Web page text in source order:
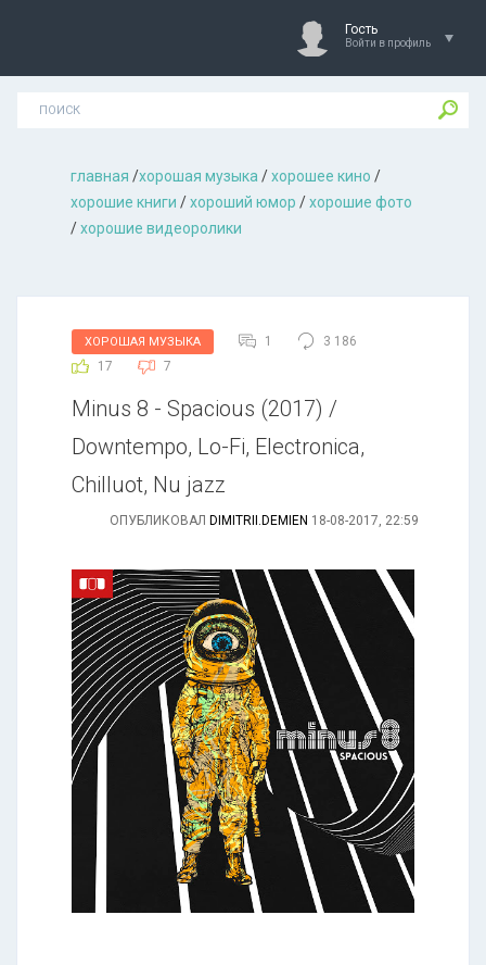
Гость
Войти в профиль
главная /хорошая музыкa /хорошее кино /
хорошие книги /хороший юмор /хорошие фото
/хорошие видеоролики
ХОРОШАЯ МУЗЫКА 1
3 186
17
7
Minus 8 - Spacious (2017) /
Downtempo, Lo-Fi, Electronica,
Chilluot, Nu jazz
ОПУБЛИКОВАЛ DIMITRII.DEMIEN 18-08-2017, 22:59